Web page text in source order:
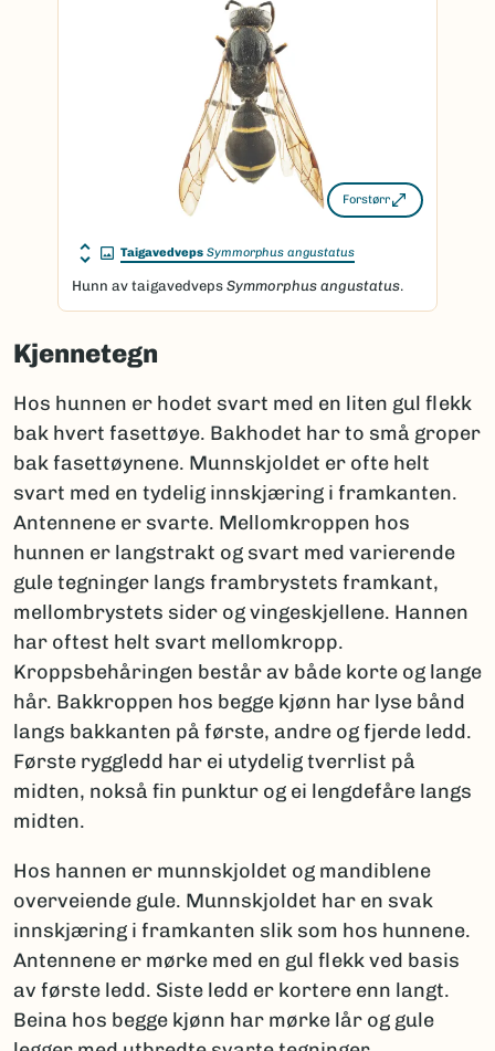
Forstørr
Taigavedveps Symmorphus angustatus
Hunn av taigavedveps Symmorphus angustatus.
Kjennetegn
Hos hunnen er hodet svart med en liten gul flekk
bak hvert fasettøye. Bakhodet har to små groper
bak fasettøynene. Munnskjoldet er ofte helt
svart med en tydelig innskjæring i framkanten.
Antennene er svarte. Mellomkroppen hos
hunnen er langstrakt og svart med varierende
gule tegninger langs frambrystets framkant,
mellombrystets sider og vingeskjellene. Hannen
har oftest helt svart mellomkropp.
Kroppsbehåringen består av både korte og lange
hår. Bakkroppen hos begge kjønn har lyse bånd
langs bakkanten på første, andre og fjerde ledd.
Første ryggledd har ei utydelig tverrlist på
midten, nokså fin punktur og ei lengdefåre langs
midten.
Hos hannen er munnskjoldet og mandiblene
overveiende gule. Munnskjoldet har en svak
innskjæring i framkanten slik som hos hunnene.
Antennene er mørke med en gul flekk ved basis
av første ledd. Siste ledd er kortere enn langt.
Beina hos begge kjønn har mørke lår og gule